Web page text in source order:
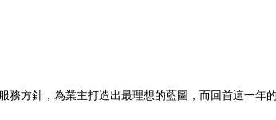
務方針，為業主打造出最理想的藍圖，而回首這一年